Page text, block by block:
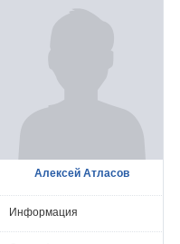
Алексей Атласов
Информация